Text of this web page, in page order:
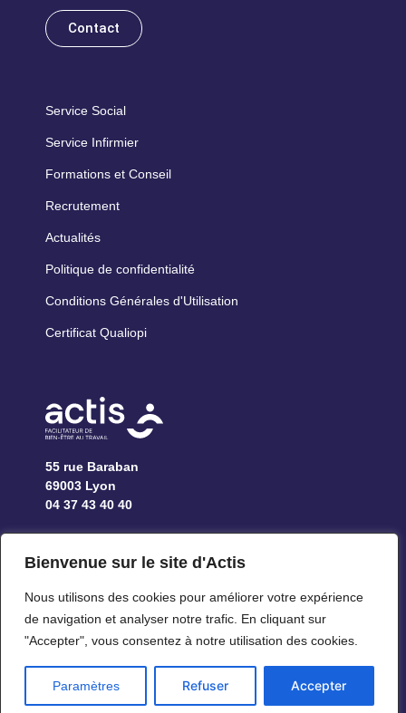
Bienvenue sur le site d'Actis
Nous utilisons des cookies pour améliorer votre expérience
de navigation et analyser notre trafic. En cliquant sur
"Accepter", vous consentez à notre utilisation des cookies.
Paramètres Refuser Accepter
55 rue Baraban
69003 Lyon
04 37 43 40 40
ACTIS est membre de RESSIF (Réseau des Services
permet d’offrir aux entreprises une couverture
nationale pour tous leurs établissements.
Service Social
Service Infirmier
Formations et Conseil
Recrutement
Actualités
Politique de confidentialité
Conditions Générales d'Utilisation
Certificat Qualiopi
Contact